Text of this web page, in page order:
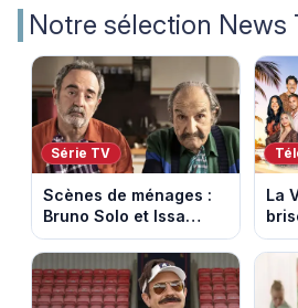
Notre sélection News
Série TV
Scènes de ménages :
Bruno Solo et Issa
Doumbia rejoignent la
saison 18 sur M6
La
la